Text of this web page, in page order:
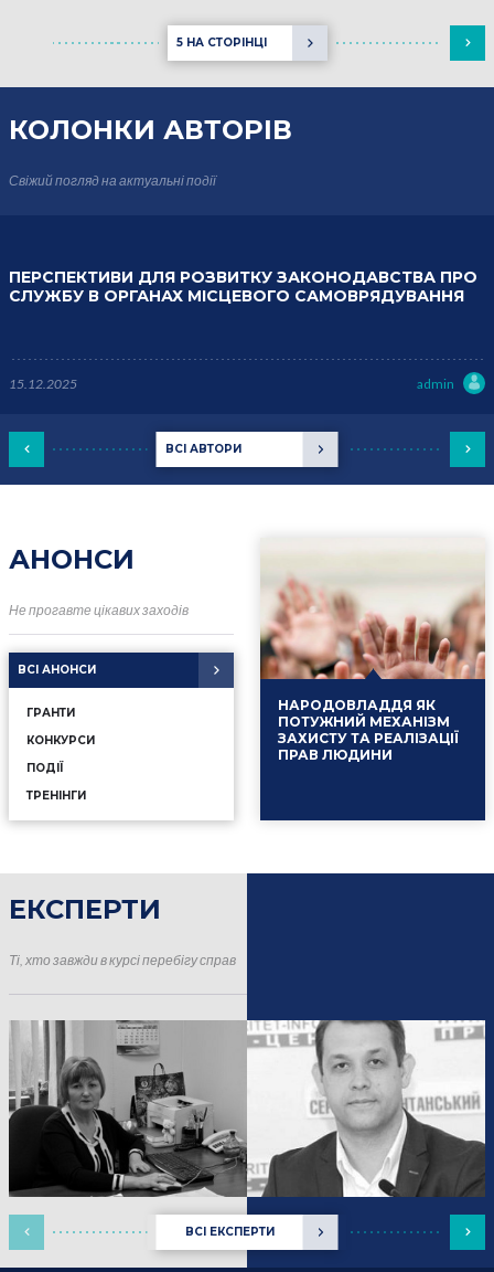
5 НА СТОРІНЦІ
КОЛОНКИ АВТОРІВ
Свіжий погляд на актуальні події
ВСІ АВТОРИ
ПЕРСПЕКТИВИ ДЛЯ РОЗВИТКУ ЗАКОНОДАВСТВА ПРО
СЛУЖБУ В ОРГАНАХ МІСЦЕВОГО САМОВРЯДУВАННЯ
15.12.2025 admin
АНОНСИ
Не прогавте цікавих заходів
ВСІ АНОНСИ
ГРАНТИ
КОНКУРСИ
ПОДІЇ
ТРЕНІНГИ
НАРОДОВЛАДДЯ ЯК
ПОТУЖНИЙ МЕХАНІЗМ
ЗАХИСТУ ТА РЕАЛІЗАЦІЇ
ПРАВ ЛЮДИНИ
ЕКСПЕРТИ
Ті, хто завжди в курсі перебігу справ
ВСІ ЕКСПЕРТИ